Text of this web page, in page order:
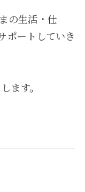
の生活・仕
ポートしていき
ます。